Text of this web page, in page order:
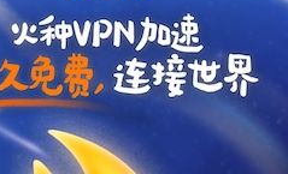
支持 [0] 反对[0]